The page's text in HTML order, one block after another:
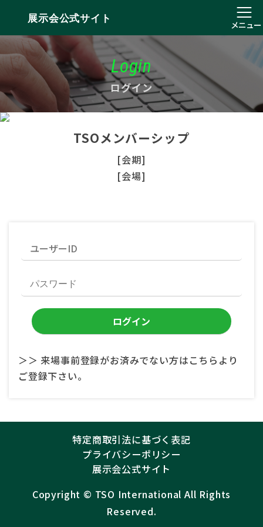
展示会公式サイト
メニュー
Login
ログイン
TSOメンバーシップ
[会期]
[会場]
＞＞ 来場事前登録がお済みでない方はこちらより
ご登録下さい。
特定商取引法に基づく表記
プライバシーポリシー
展示会公式サイト
Copyright ©︎ TSO International All Rights
Reserved.